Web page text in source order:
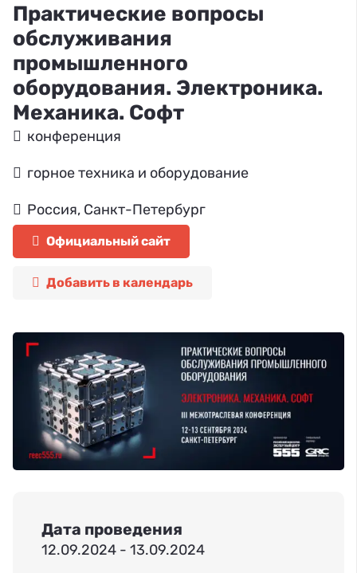
Практические вопросы
обслуживания
промышленного
оборудования. Электроника.
Механика. Софт
конференция
горное техника и оборудование
Россия, Санкт-Петербург
Официальный сайт
Добавить в календарь
Дата проведения
12.09.2024 - 13.09.2024